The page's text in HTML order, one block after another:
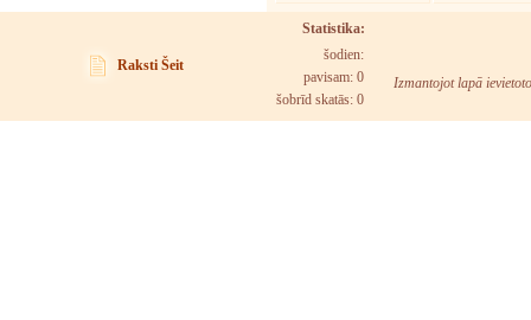
Raksti Šeit
Statistika:
šodien:
pavisam: 0
šobrīd skatās: 0
Izmantojot lapā